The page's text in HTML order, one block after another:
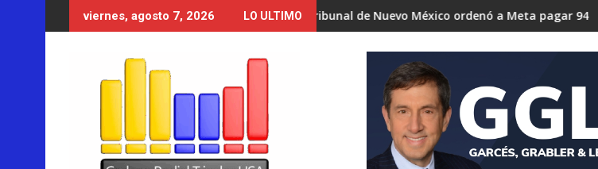
al
viernes, agosto 7, 2026 LO ULTIMO
Un tribunal de Nuevo México ordenó a Meta pagar 942 millones de dólares
Trump se acerca a